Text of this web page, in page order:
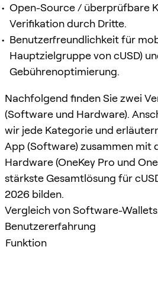
Open-Source / überprüfbare
Verifikation durch Dritte.
Benutzerfreundlichkeit für
Hauptzielgruppe von cUSD)
Gebührenoptimierung.
Nachfolgend finden Sie zwei
(Software und Hardware).
wir jede Kategorie und
App (Software) zusammen mit
Hardware (OneKey Pro und
stärkste Gesamtlösung für
2026 bilden.
Vergleich von Software-
Benutzererfahrung
Funktion